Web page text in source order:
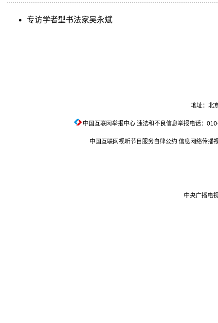
专访学者型书法家吴永斌
地址：北
中国互联网举报中心违法和不良信息举报电话：
中国互联网视听节目服务自律公约 信息网络传播
中央广播电